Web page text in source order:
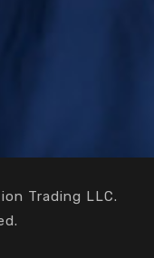
Trading LLC.